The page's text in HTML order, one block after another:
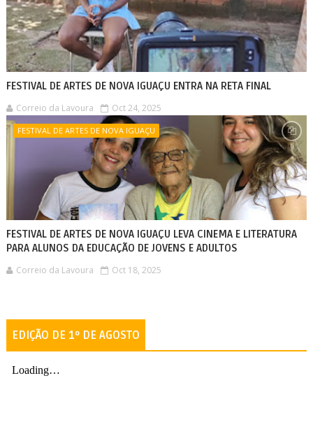
FESTIVAL DE ARTES DE NOVA IGUAÇU ENTRA NA RETA FINAL
Correio da Lavoura Oct 24, 2025
FESTIVAL DE ARTES DE NOVA IGUAÇU
FESTIVAL DE ARTES DE NOVA IGUAÇU LEVA CINEMA E LITERATURA
PARA ALUNOS DA EDUCAÇÃO DE JOVENS E ADULTOS
Correio da Lavoura Oct 18, 2025
EDIÇÃO DE 1º DE AGOSTO